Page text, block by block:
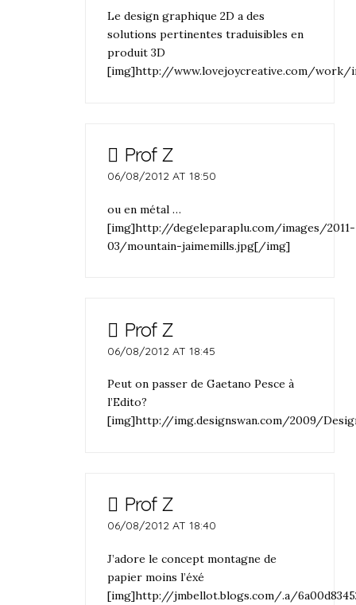
Le design graphique 2D a des
solutions pertinentes traduisibles en
produit 3D
[img]http://www.lovejoycreative.com/work/
Prof Z
06/08/2012 AT 18:50
ou en métal …
[img]http://degeleparaplu.com/images/2011-
03/mountain-jaimemills.jpg[/img]
Prof Z
06/08/2012 AT 18:45
Peut on passer de Gaetano Pesce à
l’Edito?
[img]http://img.designswan.com/2009/
Prof Z
06/08/2012 AT 18:40
J’adore le concept montagne de
papier moins l’éxé
[img]http://jmbellot.blogs.com/.a/